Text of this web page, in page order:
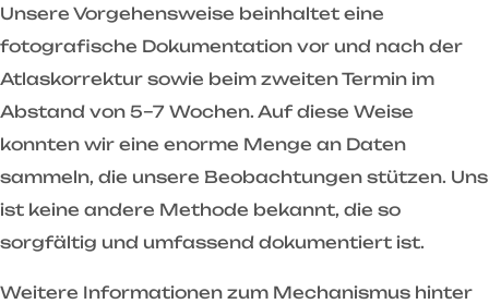
Unsere Vorgehensweise beinhaltet eine
fotografische Dokumentation vor und nach der
Atlaskorrektur sowie beim zweiten Termin im
Abstand von 5–7 Wochen. Auf diese Weise
konnten wir eine enorme Menge an Daten
sammeln, die unsere Beobachtungen stützen. Uns
ist keine andere Methode bekannt, die so
sorgfältig und umfassend dokumentiert ist.
Weitere Informationen zum Mechanismus hinter